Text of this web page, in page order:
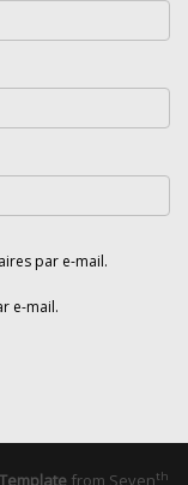
par e-mail.
e-mail.
from Seventh